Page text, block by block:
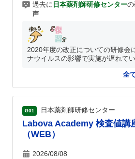
過去に 日本薬剤師研修センター
声
2020年度の改正についての研修会
ナウイルスの影響で実施が遅れて
全
G01 日本薬剤師研修センター
Labova Academy 検査値講
（WEB）
2026/08/08